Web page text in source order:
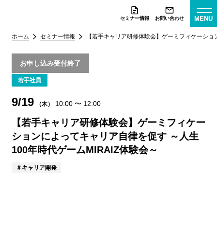
セミナー情報 お問い合わせ MENU
ホーム セミナー情報 【若手キャリア研修体験会】ゲーミフィケーシ
お申し込み受付終了
若手社員
9/19 （木） 10:00 〜 12:00
【若手キャリア研修体験会】ゲーミフィケー
ションによってキャリア自律を促す ～人生
100年時代ゲームMIRAIZ体験会～
キャリア開発